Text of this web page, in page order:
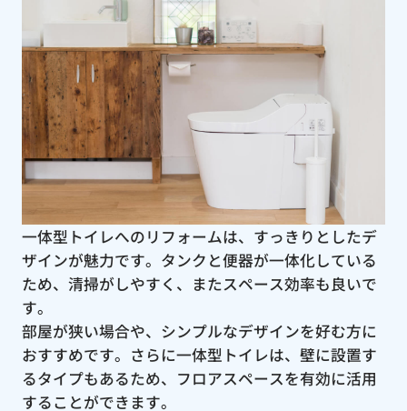
一体型トイレへのリフォームは、すっきりとしたデ
ザインが魅力です。タンクと便器が一体化している
ため、清掃がしやすく、またスペース効率も良いで
す。
部屋が狭い場合や、シンプルなデザインを好む方に
おすすめです。さらに一体型トイレは、壁に設置す
るタイプもあるため、フロアスペースを有効に活用
することができます。